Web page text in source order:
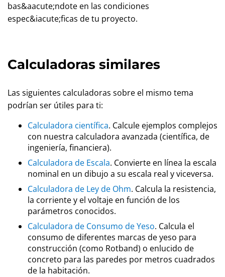
bas&aacute;ndote en las condiciones
espec&iacute;ficas de tu proyecto.
Calculadoras similares
Las siguientes calculadoras sobre el mismo tema
podrían ser útiles para ti:
Calculadora científica. Calcule ejemplos complejos
con nuestra calculadora avanzada (científica, de
ingeniería, financiera).
Calculadora de Escala. Convierte en línea la escala
nominal en un dibujo a su escala real y viceversa.
Calculadora de Ley de Ohm. Calcula la resistencia,
la corriente y el voltaje en función de los
parámetros conocidos.
Calculadora de Consumo de Yeso. Calcula el
consumo de diferentes marcas de yeso para
construcción (como Rotband) o enlucido de
concreto para las paredes por metros cuadrados
de la habitación.